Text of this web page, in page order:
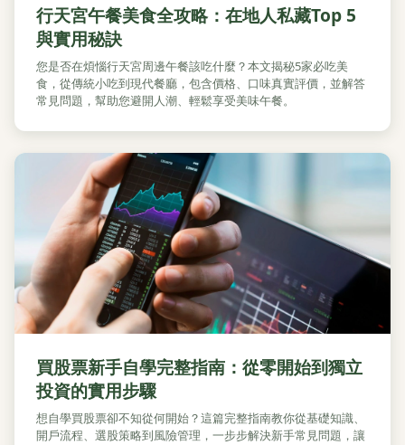
行天宮午餐美食全攻略：在地人私藏Top 5
與實用秘訣
您是否在煩惱行天宮周邊午餐該吃什麼？本文揭秘5家必吃美
食，從傳統小吃到現代餐廳，包含價格、口味真實評價，並解答
常見問題，幫助您避開人潮、輕鬆享受美味午餐。
買股票新手自學完整指南：從零開始到獨立
投資的實用步驟
想自學買股票卻不知從何開始？這篇完整指南教你從基礎知識、
開戶流程、選股策略到風險管理，一步步解決新手常見問題，讓